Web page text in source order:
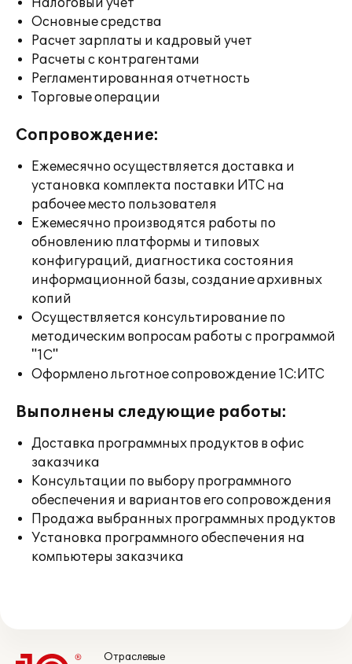
Налоговый учет
Основные средства
Расчет зарплаты и кадровый учет
Расчеты с контрагентами
Регламентированная отчетность
Торговые операции
Сопровождение:
Ежемесячно осуществляется доставка и
установка комплекта поставки ИТС на
рабочее место пользователя
Ежемесячно производятся работы по
обновлению платформы и типовых
конфигураций, диагностика состояния
информационной базы, создание архивных
копий
Осуществляется консультирование по
методическим вопросам работы с программой
"1С"
Оформлено льготное сопровождение 1С:ИТС
Выполнены следующие работы:
Доставка программных продуктов в офис
заказчика
Консультации по выбору программного
обеспечения и вариантов его сопровождения
Продажа выбранных программных продуктов
Установка программного обеспечения на
компьютеры заказчика
Отраслевые